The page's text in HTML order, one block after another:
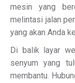
mesin yang
melintasi jalan
yang akan Anda
Di balik layar
senyum yang
membantu.